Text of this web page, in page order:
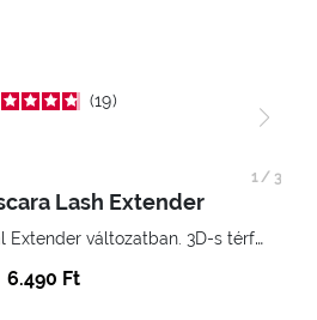
19
Lash Extender
A Pupa szempillaspirál Extender változatban. 3D-s térfogatnövelő hatás. Hihetetlenül hosszú és göndör szempillák
6.490 Ft
1/ 3